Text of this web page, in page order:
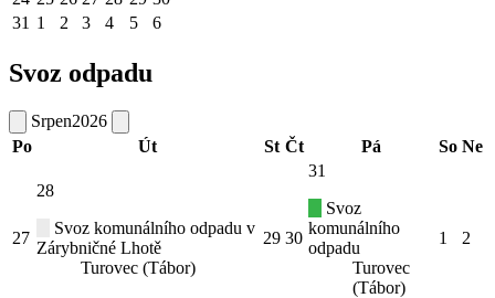
31 1 2 3 4 5 6
Svoz odpadu
Srpen2026
Po
Út St Čt Pá So Ne
27
28
Svoz komunálního odpadu v
Zárybničné Lhotě
Turovec (Tábor)
29 30
31
Svoz
komunálního
odpadu
Turovec
(Tábor)
1 2